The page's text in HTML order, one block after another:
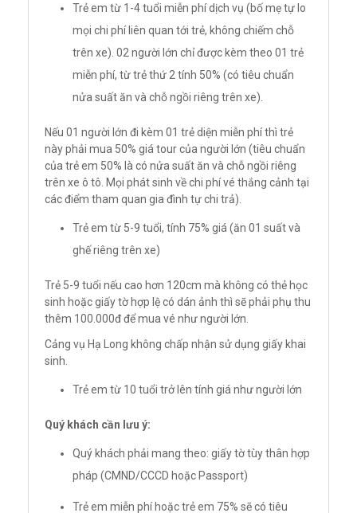
Trẻ em từ 1-4 tuổi miễn phí dịch vụ (bố mẹ tự lo
mọi chi phí liên quan tới trẻ, không chiếm chỗ
trên xe). 02 người lớn chỉ được kèm theo 01 trẻ
miễn phí, từ trẻ thứ 2 tính 50% (có tiêu chuẩn
nửa suất ăn và chỗ ngồi riêng trên xe).
Nếu 01 người lớn đi kèm 01 trẻ diện miễn phí thì trẻ
này phải mua 50% giá tour của người lớn (tiêu chuẩn
của trẻ em 50% là có nửa suất ăn và chỗ ngồi riêng
trên xe ô tô. Mọi phát sinh về chi phí vé thắng cảnh tại
các điểm tham quan gia đình tự chi trả).
Trẻ em từ 5-9 tuổi, tính 75% giá (ăn 01 suất và
ghế riêng trên xe)
Trẻ 5-9 tuổi nếu cao hơn 120cm mà không có thẻ học
sinh hoặc giấy tờ hợp lệ có dán ảnh thì sẽ phải phụ thu
thêm 100.000đ để mua vé như người lớn.
Cảng vụ Hạ Long không chấp nhận sử dụng giấy khai
sinh.
Trẻ em từ 10 tuổi trở lên tính giá như người lớn
Quý khách cần lưu ý:
Quý khách phải mang theo: giấy tờ tùy thân hợp
pháp (CMND/CCCD hoặc Passport)
Trẻ em miễn phí hoặc trẻ em 75% sẽ có tiêu